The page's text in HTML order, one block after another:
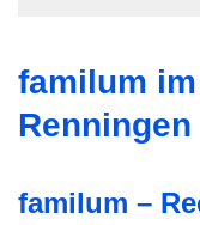
familum
Renningen
familum –